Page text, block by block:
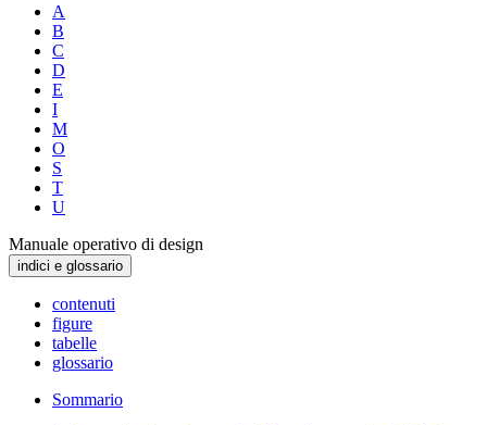
A
B
C
D
E
I
M
O
S
T
U
Manuale operativo di design
indici e glossario
contenuti
figure
tabelle
glossario
Sommario